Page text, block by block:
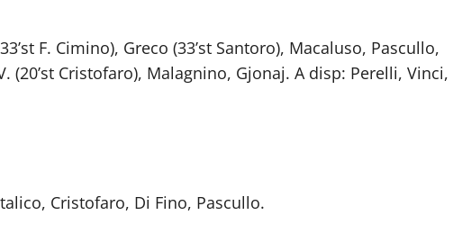
F. Cimino), Greco (33’st Santoro), Macaluso, Pascullo,
(20’st Cristofaro), Malagnino, Gjonaj. A disp: Perelli, Vinci,
Cristofaro, Di Fino, Pascullo.